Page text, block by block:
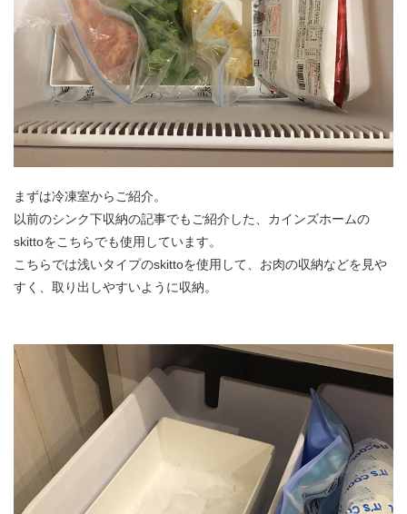
まずは冷凍室からご紹介。
以前のシンク下収納の記事でもご紹介した、カインズホームの
skittoをこちらでも使用しています。
こちらでは浅いタイプのskittoを使用して、お肉の収納などを見や
すく、取り出しやすいように収納。